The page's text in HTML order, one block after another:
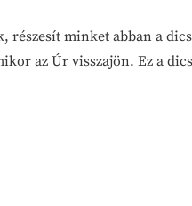
minket abban a
az Úr visszajön. Ez a